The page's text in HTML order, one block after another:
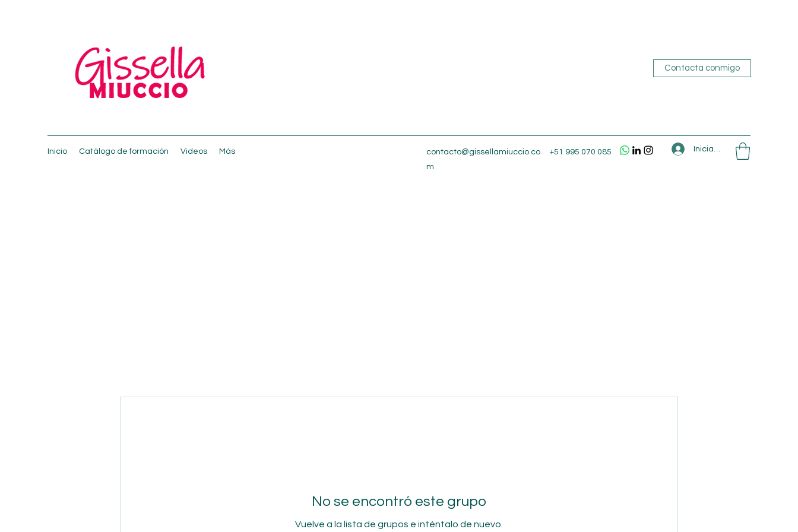
Contacta conmigo
Inicio Catálogo de formación Videos Más
contacto@gissellamiuccio.co
m
+51 995 070 085 Iniciar sesión
No se encontró este grupo
Vuelve a la lista de grupos e inténtalo de nuevo.